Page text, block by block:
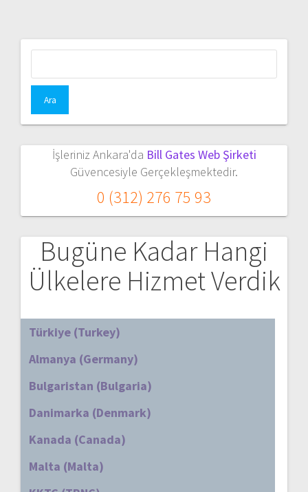
İşleriniz Ankara'da Bill Gates Web Şirketi
Güvencesiyle Gerçekleşmektedir.
0 (312) 276 75 93
Bugüne Kadar Hangi
Ülkelere Hizmet Verdik
Türkiye (Turkey)
Almanya (Germany)
Bulgaristan (Bulgaria)
Danimarka (Denmark)
Kanada (Canada)
Malta (Malta)